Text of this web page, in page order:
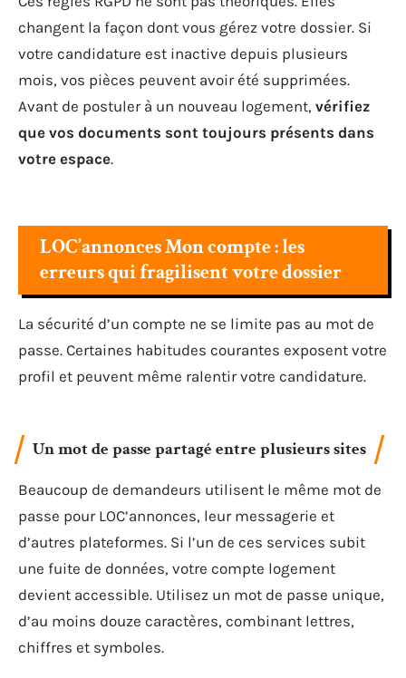
changent la façon dont vous gérez votre dossier. Si
votre candidature est inactive depuis plusieurs
mois, vos pièces peuvent avoir été supprimées.
Avant de postuler à un nouveau logement, vérifiez
que vos documents sont toujours présents dans
votre espace.
LOC’annonces Mon compte : les
erreurs qui fragilisent votre dossier
La sécurité d’un compte ne se limite pas au mot de
passe. Certaines habitudes courantes exposent votre
profil et peuvent même ralentir votre candidature.
Un mot de passe partagé entre plusieurs sites
Beaucoup de demandeurs utilisent le même mot de
passe pour LOC’annonces, leur messagerie et
d’autres plateformes. Si l’un de ces services subit
une fuite de données, votre compte logement
devient accessible. Utilisez un mot de passe unique,
d’au moins douze caractères, combinant lettres,
chiffres et symboles.